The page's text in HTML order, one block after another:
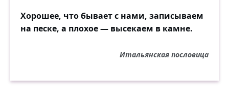
Хорошее, что бывает с нами, записываем
на песке, а плохое — высекаем в камне.
Итальянская пословица